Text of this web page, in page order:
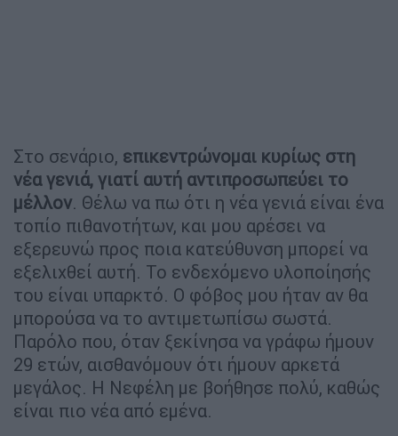
Στο σενάριο, επικεντρώνομαι κυρίως στη
νέα γενιά, γιατί αυτή αντιπροσωπεύει το
μέλλον. Θέλω να πω ότι η νέα γενιά είναι ένα
τοπίο πιθανοτήτων, και μου αρέσει να
εξερευνώ προς ποια κατεύθυνση μπορεί να
εξελιχθεί αυτή. Το ενδεχόμενο υλοποίησής
του είναι υπαρκτό. Ο φόβος μου ήταν αν θα
μπορούσα να το αντιμετωπίσω σωστά.
Παρόλο που, όταν ξεκίνησα να γράφω ήμουν
29 ετών, αισθανόμουν ότι ήμουν αρκετά
μεγάλος. Η Νεφέλη με βοήθησε πολύ, καθώς
είναι πιο νέα από εμένα.